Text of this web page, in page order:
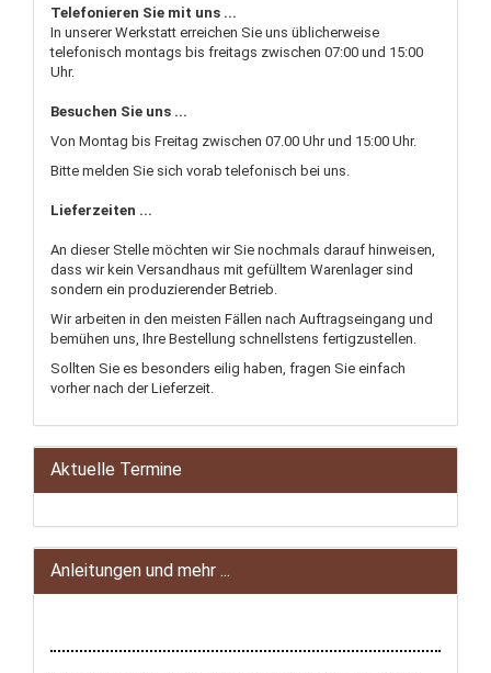
Telefonieren Sie mit uns ...
In unserer Werkstatt erreichen Sie uns üblicherweise
telefonisch montags bis freitags zwischen 07:00 und 15:00
Uhr.
Besuchen Sie uns ...
Von Montag bis Freitag zwischen 07.00 Uhr und 15:00 Uhr.
Bitte melden Sie sich vorab telefonisch bei uns.
Lieferzeiten ...
An dieser Stelle möchten wir Sie nochmals darauf hinweisen,
dass wir kein Versandhaus mit gefülltem Warenlager sind
sondern ein produzierender Betrieb.
Wir arbeiten in den meisten Fällen nach Auftragseingang und
bemühen uns, Ihre Bestellung schnellstens fertigzustellen.
Sollten Sie es besonders eilig haben, fragen Sie einfach
vorher nach der Lieferzeit.
Aktuelle Termine
Anleitungen und mehr ...